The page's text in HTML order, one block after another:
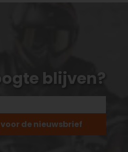
blijven?
de nieuwsbrief